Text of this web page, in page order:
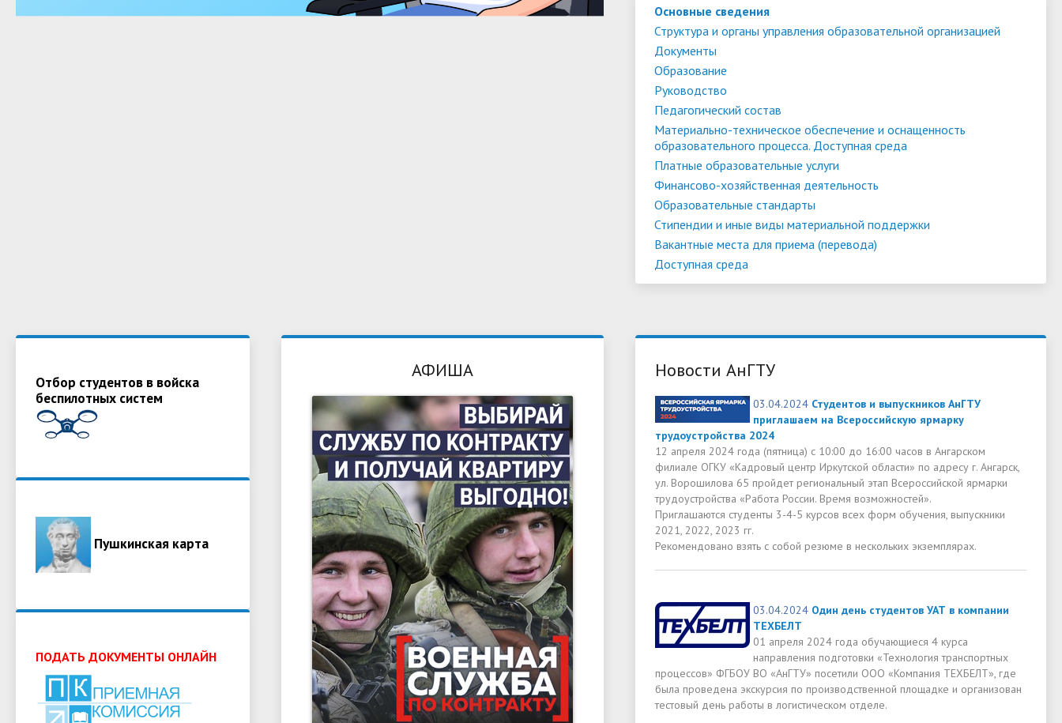
Основные сведения
Структура и органы управления образовательной организацией
Документы
Образование
Руководство
Педагогический состав
Материально-техническое обеспечение и оснащенность
образовательного процесса. Доступная среда
Платные образовательные услуги
Финансово-хозяйственная деятельность
Образовательные стандарты
Стипендии и иные виды материальной поддержки
Вакантные места для приема (перевода)
Доступная среда
Отбор студентов в войска
беспилотных систем
Пушкинская карта
ПОДАТЬ ДОКУМЕНТЫ ОНЛАЙН
АФИША Новости АнГТУ
03.04.2024 Студентов и выпускников АнГТУ
приглашаем на Всероссийскую ярмарку
трудоустройства 2024
12 апреля 2024 года (пятница) с 10:00 до 16:00 часов в Ангарском
филиале ОГКУ «Кадровый центр Иркутской области» по адресу г. Ангарск,
ул. Ворошилова 65 пройдет региональный этап Всероссийской ярмарки
трудоустройства «Работа России. Время возможностей».
Приглашаются студенты 3-4-5 курсов всех форм обучения, выпускники
2021, 2022, 2023 гг.
Рекомендовано взять с собой резюме в нескольких экземплярах.
03.04.2024 Один день студентов УАТ в компании
ТЕХБЕЛТ
01 апреля 2024 года обучающиеся 4 курса
направления подготовки «Технология транспортных
процессов» ФГБОУ ВО «АнГТУ» посетили ООО «Компания ТЕХБЕЛТ», где
была проведена экскурсия по производственной площадке и организован
тестовый день работы в логистическом отделе.